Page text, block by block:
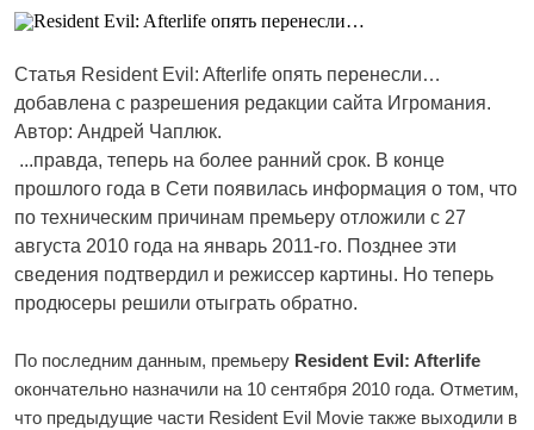
Статья Resident Evil: Afterlife опять перенесли…
добавлена с разрешения редакции сайта Игромания.
Автор: Андрей Чаплюк.
...правда, теперь на более ранний срок. В конце
прошлого года в Сети появилась информация о том, что
по техническим причинам премьеру отложили с 27
августа 2010 года на январь 2011-го. Позднее эти
сведения подтвердил и режиссер картины. Но теперь
продюсеры решили отыграть обратно.
По последним данным, премьеру Resident Evil: Afterlife
окончательно назначили на 10 сентября 2010 года. Отметим,
что предыдущие части Resident Evil Movie также выходили в